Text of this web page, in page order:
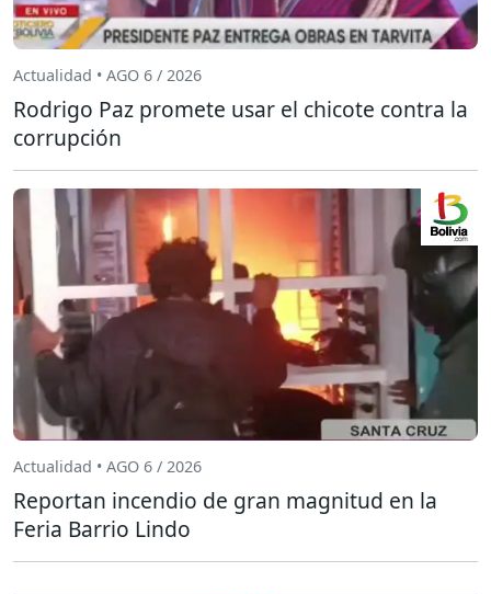
Actualidad • AGO 6 / 2026
Rodrigo Paz promete usar el chicote contra la
corrupción
Actualidad • AGO 6 / 2026
Reportan incendio de gran magnitud en la
Feria Barrio Lindo